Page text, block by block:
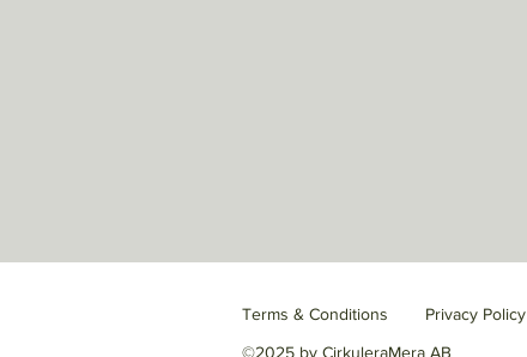
Terms & Conditions
Privacy Policy
©2025 by CirkuleraMera AB